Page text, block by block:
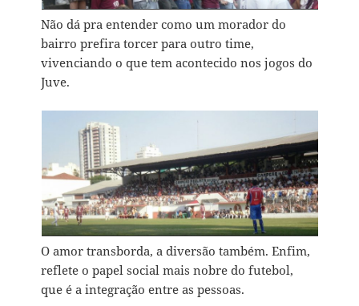
Não dá pra entender como um morador do
bairro prefira torcer para outro time,
vivenciando o que tem acontecido nos jogos do
Juve.
O amor transborda, a diversão também. Enfim,
reflete o papel social mais nobre do futebol,
que é a integração entre as pessoas.